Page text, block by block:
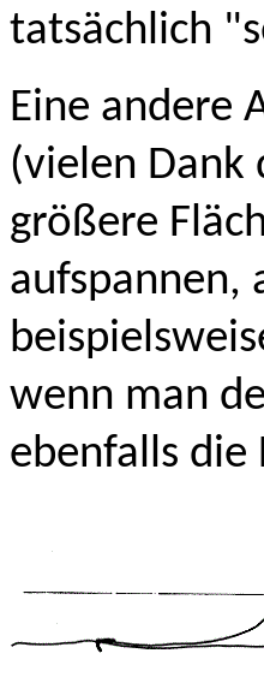
tatsächlich
Eine andere
(vielen Dank
größere
aufspannen,
wenn man
ebenfalls die